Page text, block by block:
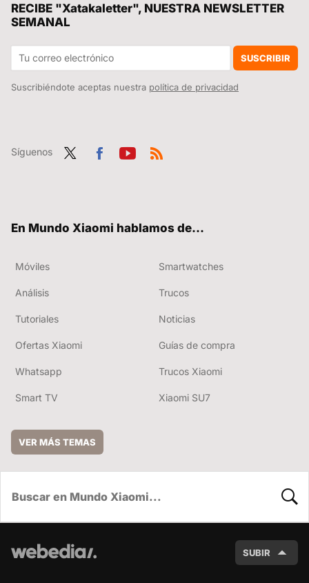
No sabía que los Xiaomi 15 vienen con ventajas como Spotify Premium gratis o acceso a zonas vip en aeropuertos: esto no te lo da ninguna otra marca
RECIBE "Xatakaletter", NUESTRA NEWSLETTER
SEMANAL
SUSCRIBIR
Suscribiéndote aceptas nuestra política de privacidad
Síguenos
En Mundo Xiaomi hablamos de...
Móviles Smartwatches
Análisis Trucos
Tutoriales Noticias
Ofertas Xiaomi Guías de compra
Whatsapp Trucos Xiaomi
Smart TV Xiaomi SU7
VER MÁS TEMAS
SUBIR